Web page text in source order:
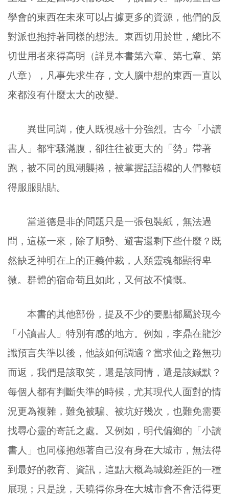
學會的東西在未來可以占據更多的資源，他們的反
對派也抱持著同樣的想法。東西切用於世，總比不
切世用者來得高明（詳見本書第六章、第七章、第
八章），凡事先求生存，文人腦中想的東西一直以
來都沒有什麼太大的改變。
異世同調，使人既視感十分強烈。古今「小讀
書人」都牢騷滿腹，卻往往被更大的「勢」帶著
跑，被不同的風潮襲捲，被掌握話語權的人們整頓
得服服貼貼。
當道德是非的問題只是一張包裝紙，無法過
問，這樣一來，除了順勢、避害還剩下些什麼？既
然缺乏神明在上的正義仲裁，人類靈魂都顯得卑
微。群體的宿命苟且如此，又何故不憤慨。
本書的其他部份，提及不少的要點都屬於現今
「小讀書人」特別有感的地方。例如，李鼎在龍沙
讖預言失準以後，他該如何調適？當求仙之路無功
而返，我們是該取笑，還是該同情，還是該緘默？
每個人都有判斷失準的時候，尤其現代人面對的情
況更為複雜，難免被騙、被坑好幾次，也難免需要
找尋心靈的寄託之處。又例如，明代偏鄉的「小讀
書人」也同樣抱怨著自己沒有身在大城市，無法得
到最好的教育、資訊，這點大概為城鄉差距的一種
展現；只是說，天曉得你身在大城市會不會活得更